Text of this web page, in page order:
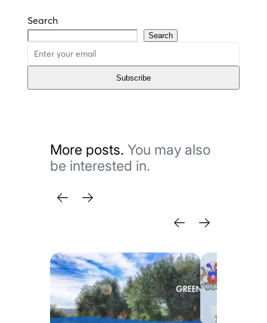
Search
Search
Subscribe
More posts.You may also
be interested in.